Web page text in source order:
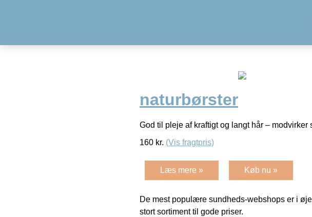
naturbørster
God til pleje af kraftigt og langt hår – modvirker
160 kr. (Vis fragtpris)
Læs mere » Køb nu »
De mest populære sundheds-webshops er i
stort sortiment til gode priser.